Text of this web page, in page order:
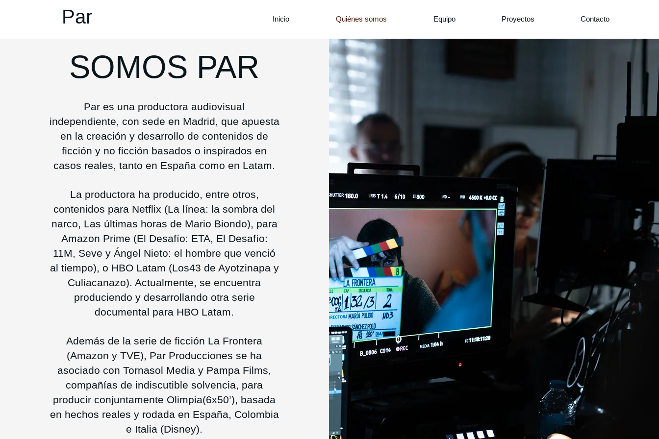
Inicio Quiénes somos Equipo Proyectos Contacto
Par
SOMOS PAR
Par es una productora audiovisual
independiente, con sede en Madrid, que apuesta
en la creación y desarrollo de contenidos de
ficción y no ficción basados o inspirados en
casos reales, tanto en España como en Latam.
La productora ha producido, entre otros,
contenidos para Netflix (La línea: la sombra del
narco, Las últimas horas de Mario Biondo), para
Amazon Prime (El Desafío: ETA, El Desafío:
11M, Seve y Ángel Nieto: el hombre que venció
al tiempo), o HBO Latam (Los43 de Ayotzinapa y
Culiacanazo). Actualmente, se encuentra
produciendo y desarrollando otra serie
documental para HBO Latam.
Además de la serie de ficción La Frontera
(Amazon y TVE), Par Producciones se ha
asociado con Tornasol Media y Pampa Films,
compañías de indiscutible solvencia, para
producir conjuntamente Olimpia(6x50’), basada
en hechos reales y rodada en España, Colombia
e Italia (Disney).